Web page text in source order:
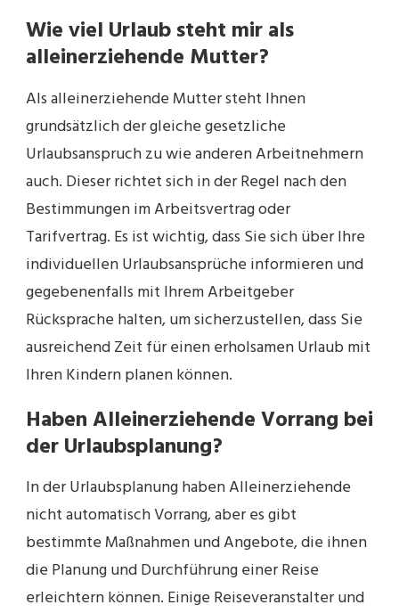
Wie viel Urlaub steht mir als
alleinerziehende Mutter?
Als alleinerziehende Mutter steht Ihnen
grundsätzlich der gleiche gesetzliche
Urlaubsanspruch zu wie anderen Arbeitnehmern
auch. Dieser richtet sich in der Regel nach den
Bestimmungen im Arbeitsvertrag oder
Tarifvertrag. Es ist wichtig, dass Sie sich über Ihre
individuellen Urlaubsansprüche informieren und
gegebenenfalls mit Ihrem Arbeitgeber
Rücksprache halten, um sicherzustellen, dass Sie
ausreichend Zeit für einen erholsamen Urlaub mit
Ihren Kindern planen können.
Haben Alleinerziehende Vorrang bei
der Urlaubsplanung?
In der Urlaubsplanung haben Alleinerziehende
nicht automatisch Vorrang, aber es gibt
bestimmte Maßnahmen und Angebote, die ihnen
die Planung und Durchführung einer Reise
erleichtern können. Einige Reiseveranstalter und